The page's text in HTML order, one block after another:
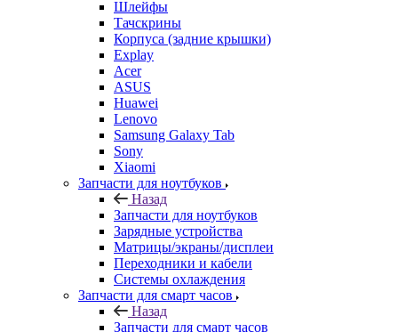
Шлейфы
Тачскрины
Корпуса (задние крышки)
Explay
Acer
ASUS
Huawei
Lenovo
Samsung Galaxy Tab
Sony
Xiaomi
Запчасти для ноутбуков
Назад
Запчасти для ноутбуков
Зарядные устройства
Матрицы/экраны/дисплеи
Переходники и кабели
Системы охлаждения
Запчасти для смарт часов
Назад
Запчасти для смарт часов